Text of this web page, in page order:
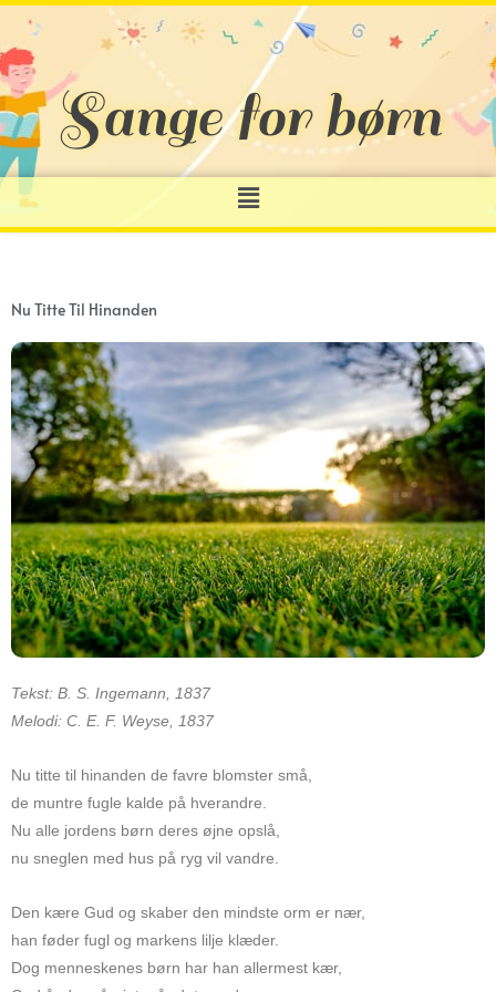
indholdet
Sange for børn
Menu
Nu Titte Til Hinanden
Tekst: B. S. Ingemann, 1837
Melodi: C. E. F. Weyse, 1837
Nu titte til hinanden de favre blomster små,
de muntre fugle kalde på hverandre.
Nu alle jordens børn deres øjne opslå,
nu sneglen med hus på ryg vil vandre.
Den kære Gud og skaber den mindste orm er nær,
han føder fugl og markens lilje klæder.
Dog menneskenes børn har han allermest kær,